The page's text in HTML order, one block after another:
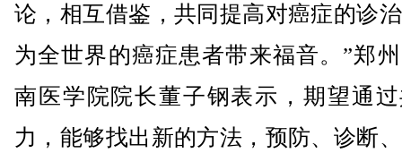
论，相互借鉴，共同提高对癌症的诊
为全世界的癌症患者带来福音。”郑
南医学院院长董子钢表示，期望通
力，能够找出新的方法，预防、诊断